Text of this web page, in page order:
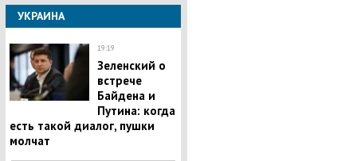
УКРАИНА
19:19
Зеленский о
встрече
Байдена и
Путина: когда
есть такой диалог, пушки
молчат